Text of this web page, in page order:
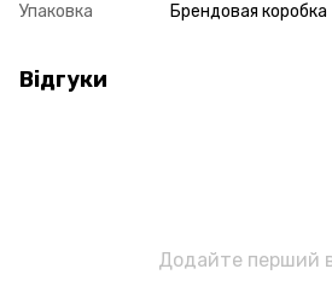
Упаковка Брендовая коробка
Відгуки
Додайте перший